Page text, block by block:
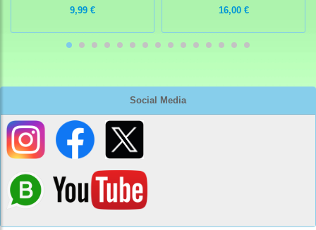
Social Media
9,99 € 16,00 €